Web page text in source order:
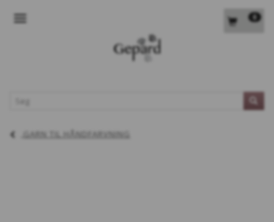
0
GARN TIL HÅNDFARVNING